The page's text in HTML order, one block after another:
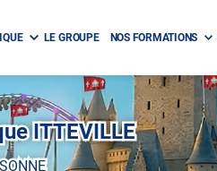
LE GROUPE NOS FORMATIONS
ITTEVILLE